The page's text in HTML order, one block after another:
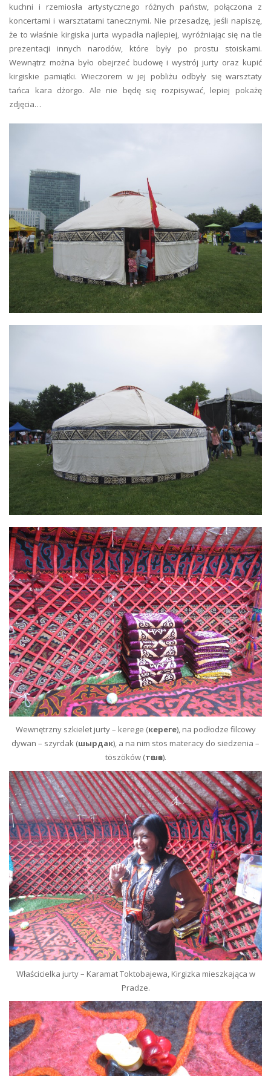
kuchni i rzemiosła artystycznego różnych państw, połączona z
koncertami i warsztatami tanecznymi. Nie przesadzę, jeśli napiszę,
że to właśnie kirgiska jurta wypadła najlepiej, wyróżniając się na tle
prezentacji innych narodów, które były po prostu stoiskami.
Wewnątrz można było obejrzeć budowę i wystrój jurty oraz kupić
kirgiskie pamiątki. Wieczorem w jej pobliżu odbyły się warsztaty
tańca kara dżorgo. Ale nie będę się rozpisywać, lepiej pokażę
zdjęcia…
Wewnętrzny szkielet jurty – kerege (кереге), na podłodze filcowy
dywan – szyrdak (шырдак), a na nim stos materacy do siedzenia –
töszöków (төшөк).
Właścicielka jurty – Karamat Toktobajewa, Kirgizka mieszkająca w
Pradze.